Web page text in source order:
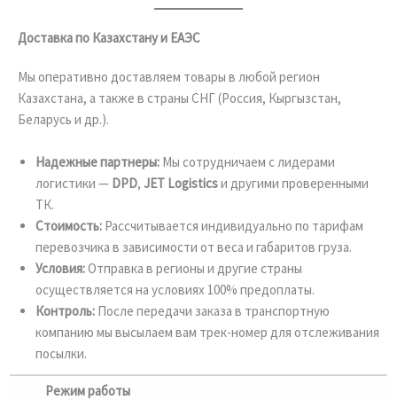
Доставка по Казахстану и ЕАЭС
Мы оперативно доставляем товары в любой регион
Казахстана, а также в страны СНГ (Россия, Кыргызстан,
Беларусь и др.).
Надежные партнеры: Мы сотрудничаем с лидерами
логистики — DPD, JET Logisticsи другими проверенными
ТК.
Стоимость: Рассчитывается индивидуально по тарифам
перевозчика в зависимости от веса и габаритов груза.
Условия:Отправка в регионы и другие страны
осуществляется на условиях 100% предоплаты.
Контроль: После передачи заказа в транспортную
компанию мы высылаем вам трек-номер для отслеживания
посылки.
Режим работы